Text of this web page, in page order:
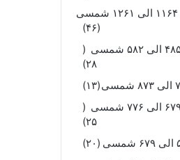
(۴۶)
(
۲۸)
(۱۳)
(
۲۵)
(۲۰)